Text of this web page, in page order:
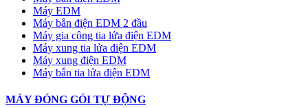
Máy EDM
Máy bắn điện EDM 2 đầu
Máy gia công tia lửa điện EDM
Máy xung tia lửa điện EDM
Máy xung điện EDM
Máy bắn tia lửa điện EDM
MÁY ĐÓNG GÓI TỰ ĐỘNG